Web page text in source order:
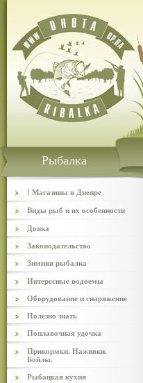
Рыбалка
! Магазины в Днепре
Виды рыб и их особенности
Донка
Законодательство
Зимняя рыбалка
Интересные водоемы
Оборудование и снаряжение
Полезно знать
Поплавочная удочка
Прикормки. Наживки.
Бойлы.
Рыбацкая кухня